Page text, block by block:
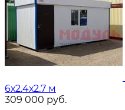
6х2.4х2.7 м
309 000 руб.